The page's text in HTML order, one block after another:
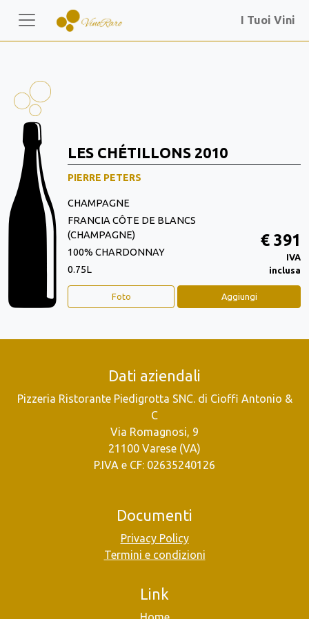
I Tuoi Vini
LES CHÉTILLONS 2010
PIERRE PETERS
CHAMPAGNE
FRANCIA CÔTE DE BLANCS
(CHAMPAGNE)
100% CHARDONNAY
0.75L
€ 391
IVA
inclusa
Foto Aggiungi
Dati aziendali
Pizzeria Ristorante Piedigrotta SNC. di Cioffi Antonio &
C
Via Romagnosi, 9
21100 Varese (VA)
P.IVA e CF: 02635240126
Documenti
Privacy Policy
Termini e condizioni
Link